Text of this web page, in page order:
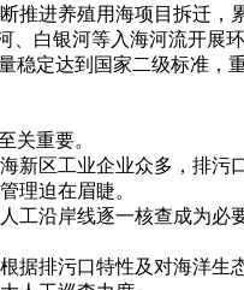
进养殖用海项目拆迁
白银河等入海河流开展
定达到国家二级标准，
关重要。
新区工业企业众多，排
理迫在眉睫。
沿岸线逐一核查成为必
排污口特性及对海洋生